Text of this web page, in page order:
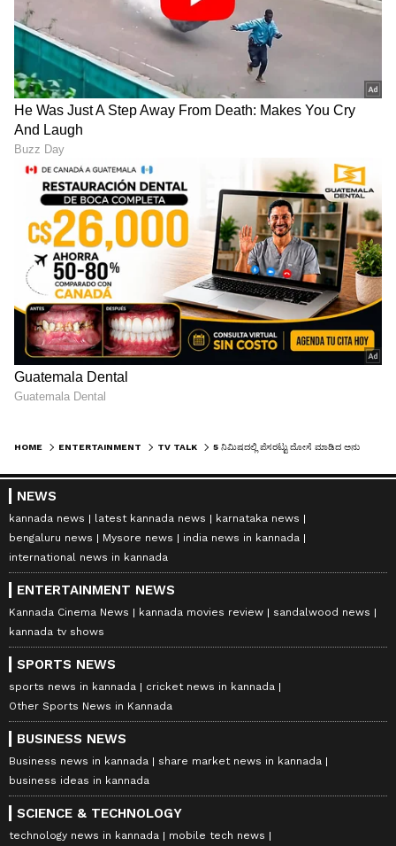
HOME ENTERTAINMENT TV TALK
NEWS
kannada news latest kannada news
karnataka news
bengaluru news
Mysore news
india news in kannada
international news in kannada
ENTERTAINMENT NEWS
Kannada Cinema News kannada movies review
sandalwood news
kannada tv shows
SPORTS NEWS
sports news in kannada
cricket news in kannada
Other Sports News in Kannada
BUSINESS NEWS
Business news in kannada
share market news in kannada
business ideas in kannada
SCIENCE & TECHNOLOGY
technology news in kannada
mobile tech news